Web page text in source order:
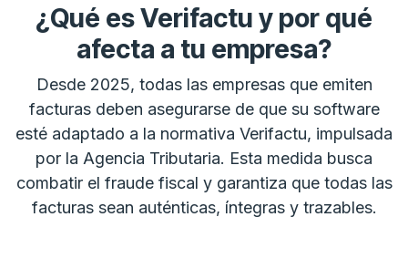
¿Qué es Verifactu y por qué
afecta a tu empresa?
Desde 2025, todas las empresas que emiten
facturas deben asegurarse de que su software
esté adaptado a la normativa Verifactu, impulsada
por la Agencia Tributaria. Esta medida busca
combatir el fraude fiscal y garantiza que todas las
facturas sean auténticas, íntegras y trazables.